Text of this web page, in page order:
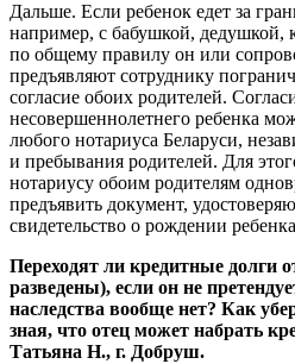
Дальше. Если ребенок едет за
например, с бабушкой, дедушкой,
по общему правилу он или
предъявляют сотруднику
согласие обоих родителей.
несовершеннолетнего ребенка
любого нотариуса Беларуси,
и пребывания родителей. Для
нотариусу обоим родителям
предъявить документ,
свидетельство о рождении
Переходят ли кредитные долги
разведены), если он не
наследства вообще нет? Как
зная, что отец может набрать
Татьяна Н., г. Добруш.